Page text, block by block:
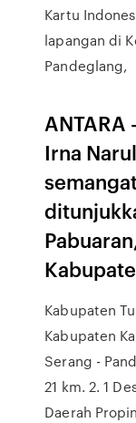
Kartu
lapangan di
Pandeglang,
ANTARA
Irna
Kabupaten
Kabupaten
Serang -
21 km. 2. 1
Daerah